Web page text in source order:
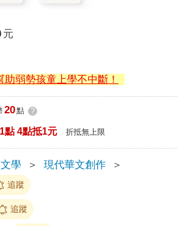
元
弱勢孩童上學不中斷！
20點 ?
點 4點抵1元 折抵無上限
文學 ＞ 現代華文創作
＞
追蹤
追蹤